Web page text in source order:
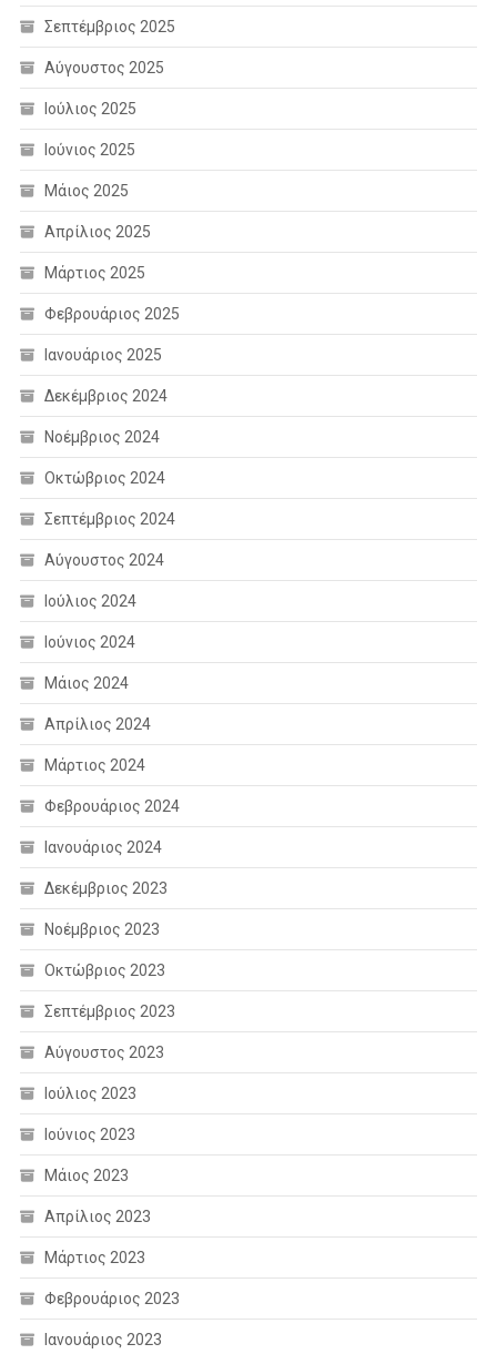
Σεπτέμβριος 2025
Αύγουστος 2025
Ιούλιος 2025
Ιούνιος 2025
Μάιος 2025
Απρίλιος 2025
Μάρτιος 2025
Φεβρουάριος 2025
Ιανουάριος 2025
Δεκέμβριος 2024
Νοέμβριος 2024
Οκτώβριος 2024
Σεπτέμβριος 2024
Αύγουστος 2024
Ιούλιος 2024
Ιούνιος 2024
Μάιος 2024
Απρίλιος 2024
Μάρτιος 2024
Φεβρουάριος 2024
Ιανουάριος 2024
Δεκέμβριος 2023
Νοέμβριος 2023
Οκτώβριος 2023
Σεπτέμβριος 2023
Αύγουστος 2023
Ιούλιος 2023
Ιούνιος 2023
Μάιος 2023
Απρίλιος 2023
Μάρτιος 2023
Φεβρουάριος 2023
Ιανουάριος 2023